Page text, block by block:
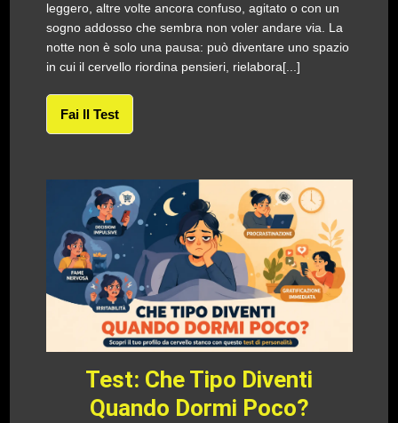
leggero, altre volte ancora confuso, agitato o con un
sogno addosso che sembra non voler andare via. La
notte non è solo una pausa: può diventare uno spazio
in cui il cervello riordina pensieri, rielabora[...]
Fai Il Test
Test: Che Tipo Diventi
Quando Dormi Poco?